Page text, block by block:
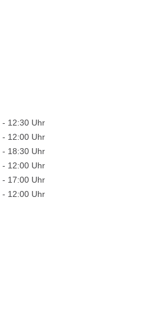
- 12:30 Uhr
- 12:00 Uhr
- 18:30 Uhr
- 12:00 Uhr
- 17:00 Uhr
- 12:00 Uhr